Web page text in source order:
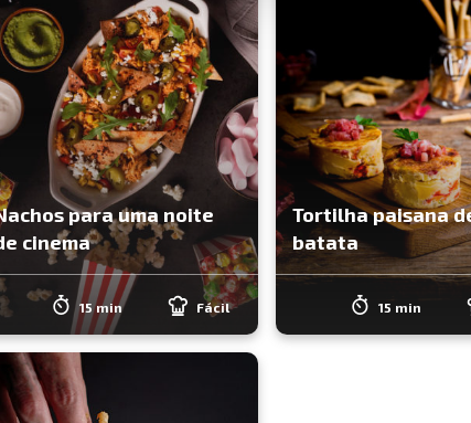
para uma noite
cinema
15 min Fácil
Tortilha paisana
batata
15 min